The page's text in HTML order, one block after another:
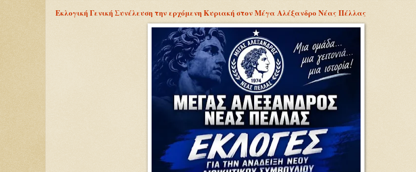
Εκλογική Γενική Συνέλευση την ερχόμενη Κυριακή στον Μέγα Αλέξανδρο Νέας Πέλλας